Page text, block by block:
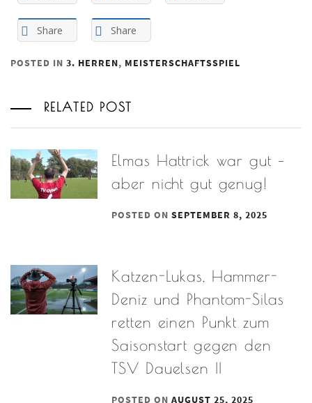
Share Share
POSTED IN 3. HERREN, MEISTERSCHAFTSSPIEL
RELATED POST
Elmas Hattrick war gut –
aber nicht gut genug!
POSTED ONSEPTEMBER 8, 2025
Katzen-Lukas, Hammer-
Deniz und Phantom-Silas
retten einen Punkt zum
Saisonstart gegen den
TSV Dauelsen II
POSTED ONAUGUST 25, 2025